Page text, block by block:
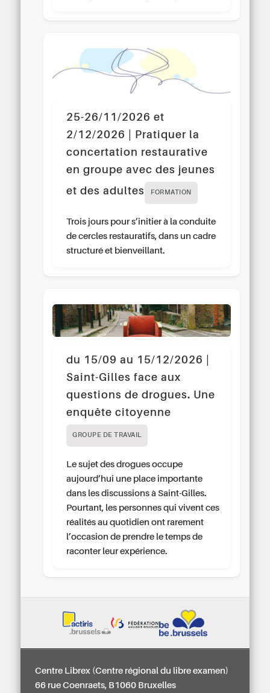
25-26/11/2026 et
2/12/2026 | Pratiquer la
concertation restaurative
en groupe avec des jeunes
et des adultes
FORMATION
Trois jours pour s’initier à la conduite
de cercles restauratifs, dans un cadre
structuré et bienveillant.
du 15/09 au 15/12/2026 |
Saint-Gilles face aux
questions de drogues. Une
enquête citoyenne
GROUPE DE TRAVAIL
Le sujet des drogues occupe
aujourd’hui une place importante
dans les discussions à Saint-Gilles.
Pourtant, les personnes qui vivent ces
réalités au quotidien ont rarement
l’occasion de prendre le temps de
raconter leur expérience.
Centre Librex (Centre régional du libre examen)
66 rue Coenraets, B1060 Bruxelles